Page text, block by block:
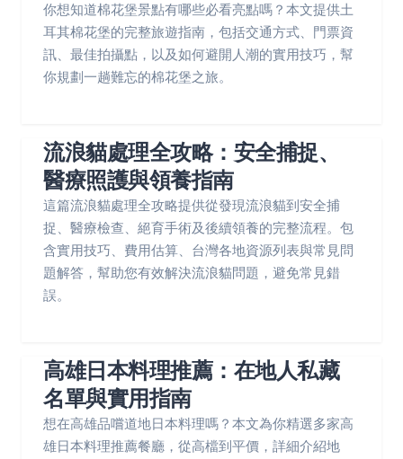
你想知道棉花堡景點有哪些必看亮點嗎？本文提供土
耳其棉花堡的完整旅遊指南，包括交通方式、門票資
訊、最佳拍攝點，以及如何避開人潮的實用技巧，幫
你規劃一趟難忘的棉花堡之旅。
流浪貓處理全攻略：安全捕捉、
醫療照護與領養指南
這篇流浪貓處理全攻略提供從發現流浪貓到安全捕
捉、醫療檢查、絕育手術及後續領養的完整流程。包
含實用技巧、費用估算、台灣各地資源列表與常見問
題解答，幫助您有效解決流浪貓問題，避免常見錯
誤。
高雄日本料理推薦：在地人私藏
名單與實用指南
想在高雄品嚐道地日本料理嗎？本文為你精選多家高
雄日本料理推薦餐廳，從高檔到平價，詳細介紹地